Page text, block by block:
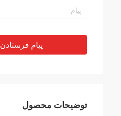
پیام فرستادن
توضیحات محصول